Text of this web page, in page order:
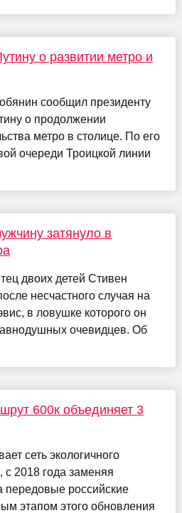
о развитии метро и
сообщил президенту
о продолжении
метро в столице. По его
очереди Троицкой линии
затянуло в
двоих детей Стивен
несчастного случая на
в ловушке которого он
очевидцев. Об
600к объединяет 3
сеть экологичного
с 2018 года заменяя
передовые российские
этапом этого обновления